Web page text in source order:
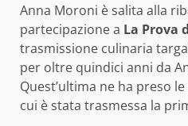
Anna Moroni è salita alla
partecipazione a La Prova
trasmissione culinaria
per oltre quindici anni da
Quest’ultima ne ha preso
cui è stata trasmessa la